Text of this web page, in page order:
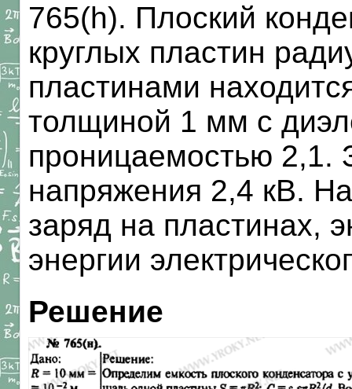
765(h). Плоский
круглых пластин
пластинами
толщиной 1 мм с
проницаемостью 2,1.
напряжения 2,4 кВ.
заряд на пластинах,
энергии
Решение